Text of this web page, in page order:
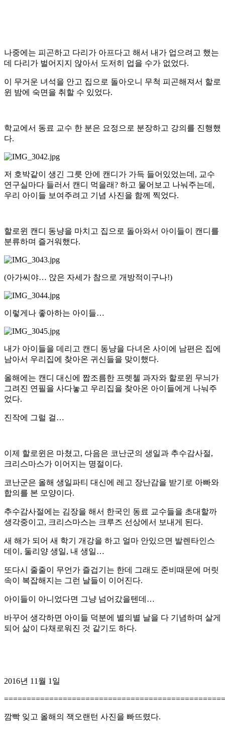
나중에는 피곤하고 다리가 아프다고 해서 내가 업으려고 했는
데 다리가 벌어지지 않아서 도저히 업을 수가 없었다.
이 무거운 녀석을 안고 집으로 돌아오니 무척 피곤해져서 할로
윈 밤에 숙면을 취할 수 있었다.
학교에서 동료 교수 한 분은 요정으로 분장하고 강의를 진행했
다.
저 호박같이 생긴 그릇 안에 캔디가 가득 들어있었는데, 교수
연구실마다 들러서 캔디 먹을래? 하고 물어보고 나눠주는데,
우리 아이들 보여주려고 기념 사진을 함께 찍었다.
할로윈 캔디 동냥을 마치고 집으로 돌아와서 아이들이 캔디를
분류하며 즐거워했다.
(아가씨야… 앉은 자세가 참으로 개방적이구나!)
이렇게나 좋아하는 아이들…
내가 아이들을 데리고 캔디 동냥을 다녀온 사이에 남편은 집에
남아서 우리집에 찾아온 귀신들을 맞이했다.
올해에는 캔디 대신에 짭조름한 프렛첼 과자와 할로윈 무늬가
그려진 연필을 사다놓고 우리집을 찾아온 아이들에게 나눠주
었다.
진작에 그럴 걸…
이제 할로윈은 마쳤고, 다음은 코난군의 생일과 추수감사절,
크리스마스가 이어지는 명절이다.
코난군은 올해 생일파티 대신에 레고 장난감을 받기로 아빠와
합의를 본 모양이다.
추수감사절에는 김장을 해서 한국인 동료 교수들을 초대할까
생각중이고, 크리스마스는 크루즈 선상에서 보내게 된다.
새 해가 되어 새 학기 개강을 하고 얼마 안있으면 발렌타인스
데이, 둘리양 생일, 내 생일…
또다시 줄줄이 무언가 즐겁기는 한데 그래도 준비때문에 머릿
속이 복잡해지는 그런 날들이 이어진다.
아이들이 아니었다면 그냥 넘어갔을텐데…
바꾸어 생각하면 아이들 덕분에 별의별 날을 다 기념하며 살게
되어 삶이 다채로워진 것 같기도 하다.
2016년 11월 1일
깜빡 잊고 올해의 잭오랜턴 사진을 빠뜨렸다.